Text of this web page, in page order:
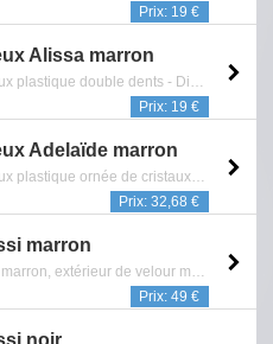
Prix: 19 €
Alissa marron
Une pince à cheveux plastique double dents - Dim. : 11 x 4 cm - Reference: 0902.438.0111
Prix: 19 €
Adelaïde marron
Une pince à cheveux plastique ornée de cristaux Scharowski blancs - Dim. : 10 x 3 cm - Reference: 0902.436.0111
Prix: 32,68 €
marron
Chouchou en tissu marron, extérieur de velour marron, composé d'un camé représentant une figure de jeune femme incrustée de cristaux ambrés - Se porte également en bracelet. - Reference: 0902.334.0210
Prix: 49 €
noir